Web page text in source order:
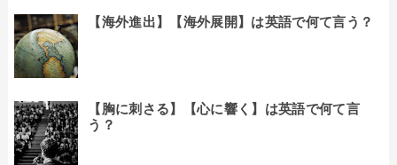
【海外進出】【海外展開】は英語で何て言う？
【胸に刺さる】【心に響く】は英語で何て言
う？